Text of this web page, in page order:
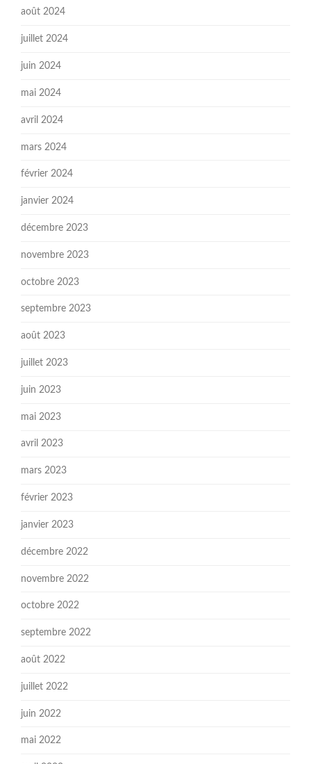
août 2024
juillet 2024
juin 2024
mai 2024
avril 2024
mars 2024
février 2024
janvier 2024
décembre 2023
novembre 2023
octobre 2023
septembre 2023
août 2023
juillet 2023
juin 2023
mai 2023
avril 2023
mars 2023
février 2023
janvier 2023
décembre 2022
novembre 2022
octobre 2022
septembre 2022
août 2022
juillet 2022
juin 2022
mai 2022